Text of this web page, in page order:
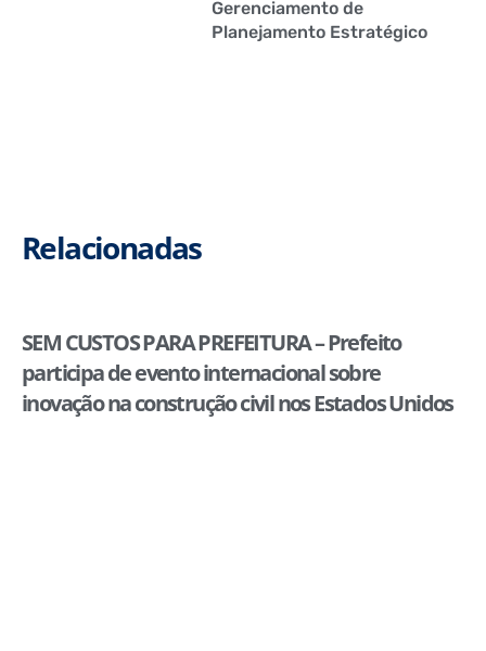
Gerenciamento de
Planejamento Estratégico
Relacionadas
SEM CUSTOS PARA PREFEITURA – Prefeito
participa de evento internacional sobre
inovação na construção civil nos Estados Unidos